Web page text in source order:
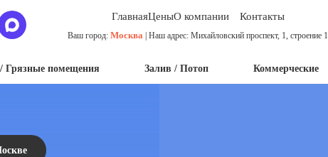
ГлавнаяЦеныО компании Контакты
Ваш город: Москва | Наш адрес: Михайловский проспект, 1, строение 1
Грязные помещения Залив / Потоп Коммерческие